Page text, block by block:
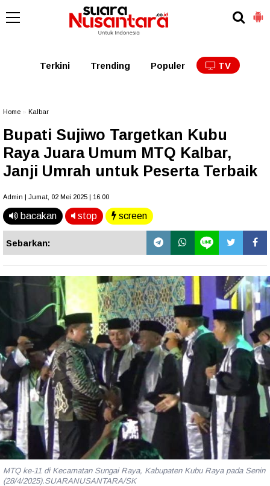
Kalbar Kalteng
Terkini Trending Populer TV
Home Kalbar
Bupati Sujiwo Targetkan Kubu
Raya Juara Umum MTQ Kalbar,
Janji Umrah untuk Peserta Terbaik
Admin | Jumat, 02 Mei 2025 | 16.00
bacakan stop screen
Sebarkan:
MTQ ke-11 di Kecamatan Sungai Raya, Kabupaten Kubu Raya pada Senin
(28/4/2025).SUARANUSANTARA/SK